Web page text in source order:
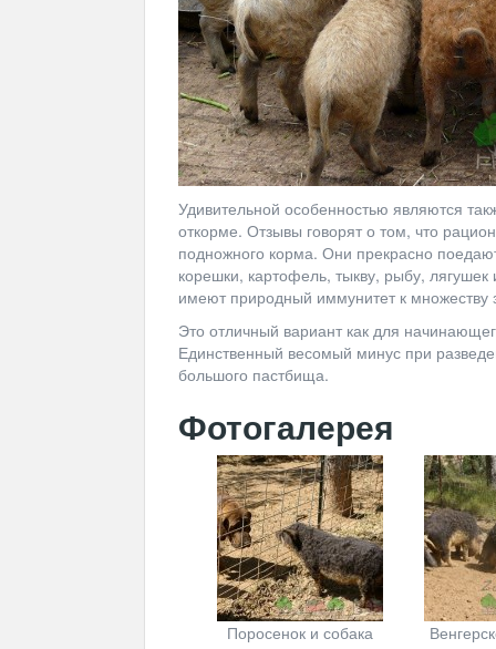
Удивительной особенностью являются
откорме. Отзывы говорят о том, что
подножного корма. Они прекрасно
корешки, картофель, тыкву, рыбу,
имеют природный иммунитет к множеству
Это отличный вариант как для
Единственный весомый минус при
большого пастбища.
Фотогалерея
Поросенок и собака